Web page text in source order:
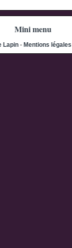
Mini menu
Lapin - Mentions